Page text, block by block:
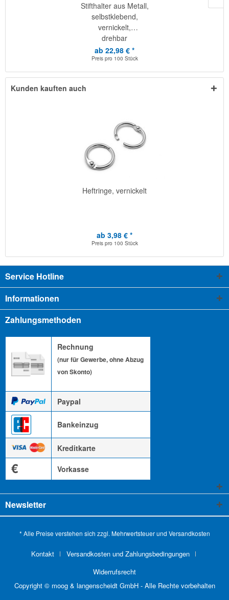
Stifthalter aus Metall,
selbstklebend,
vernickelt,
drehbar
ab 22,98 € *
Preis pro 100 Stück
Kunden kauften auch
Heftringe, vernickelt
ab 3,98 € *
Preis pro 100 Stück
Service Hotline
Informationen
Zahlungsmethoden
Rechnung
(nur für Gewerbe, ohne Abzug
von Skonto)
Paypal
Bankeinzug
Kreditkarte
€ Vorkasse
Newsletter
* Alle Preise verstehen sich zzgl. Mehrwertsteuer und Versandkosten
Kontakt
Versandkosten und Zahlungsbedingungen
Widerrufsrecht
Copyright © moog & langenscheidt GmbH - Alle Rechte vorbehalten